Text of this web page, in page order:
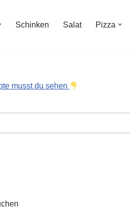
Schinken Salat Pizza
musst du sehen